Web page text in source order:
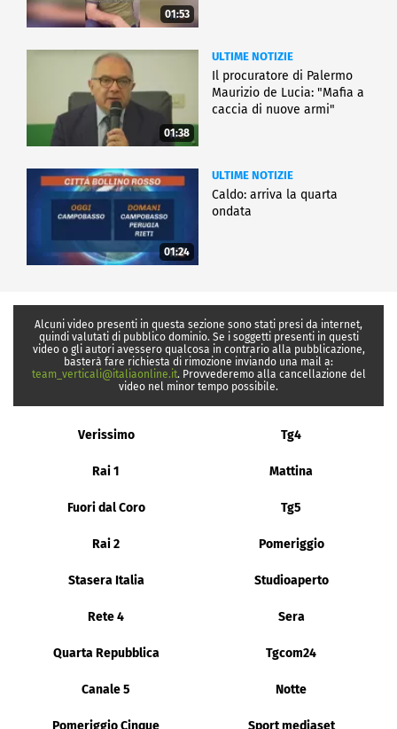
01:53
01:38
ULTIME NOTIZIE
Il procuratore di Palermo
Maurizio de Lucia: "Mafia a
caccia di nuove armi"
01:24
ULTIME NOTIZIE
Caldo: arriva la quarta
ondata
Alcuni video presenti in questa sezione sono stati presi da internet,
quindi valutati di pubblico dominio. Se i soggetti presenti in questi
video o gli autori avessero qualcosa in contrario alla pubblicazione,
basterà fare richiesta di rimozione inviando una mail a:
team_verticali@italiaonline.it. Provvederemo alla cancellazione del
video nel minor tempo possibile.
Verissimo Tg4
Rai 1 Mattina
Fuori dal Coro Tg5
Rai 2 Pomeriggio
Stasera Italia Studioaperto
Rete 4 Sera
Quarta Repubblica Tgcom24
Canale 5 Notte